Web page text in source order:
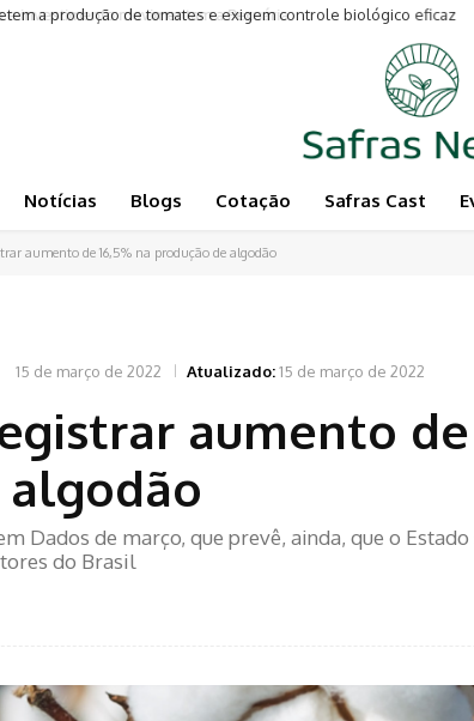
movimentam a Pecuária
Notícias Blogs Cotação Safras Cast
aumento de 16,5% na produção de algodão
15 de março de 2022 Atualizado:15 de março de 2022
aumento de
Dados de março, que prevê, ainda, que o
do Brasil